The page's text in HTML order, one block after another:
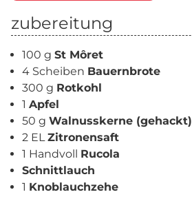
zubereitung
100 g St Môret
4 Scheiben Bauernbrote
300 g Rotkohl
1 Apfel
50 g Walnusskerne (gehackt)
2 ELZitronensaft
1 Handvoll Rucola
Schnittlauch
1 Knoblauchzehe